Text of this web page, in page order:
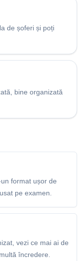
de șoferi și poți
bine organizată
format ușor de
pe examen.
vezi ce mai ai de
încredere.